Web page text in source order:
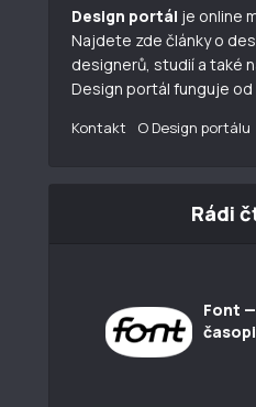
Design portál je online
Najdete zde články o
designerů, studií a také
Design portál funguje od
Kontakt O Design portálu
Rádi
Font